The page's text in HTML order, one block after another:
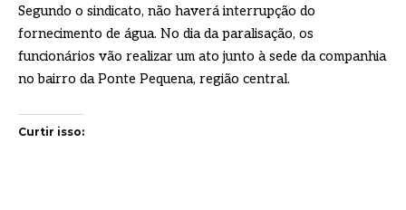
Segundo o sindicato, não haverá interrupção do
fornecimento de água. No dia da paralisação, os
funcionários vão realizar um ato junto à sede da companhia
no bairro da Ponte Pequena, região central.
Curtir isso: